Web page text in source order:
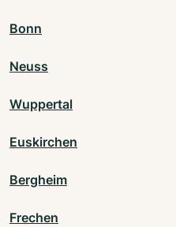
Bonn
Neuss
Wuppertal
Euskirchen
Bergheim
Frechen